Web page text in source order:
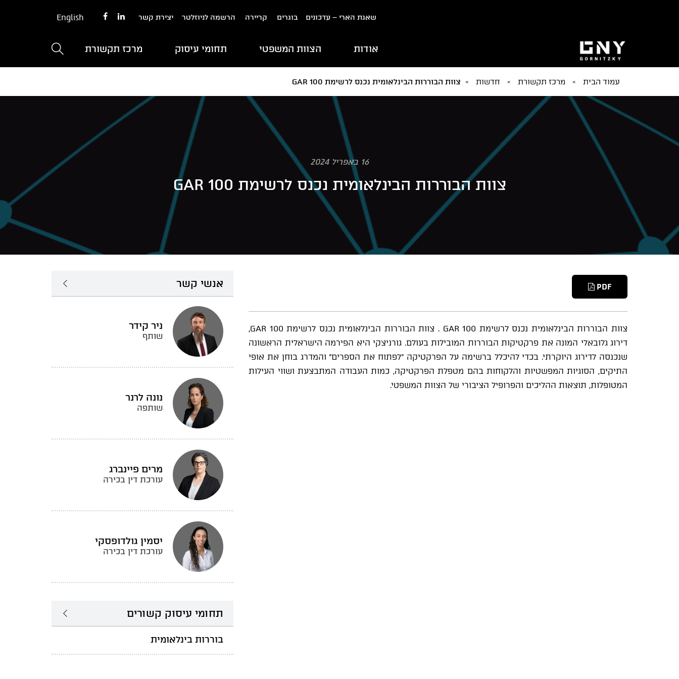
שאגת הארי – עדכונים בוגרים קריירה הרשמה לניוזלטר יצירת קשר English
אודות הצוות המשפטי תחומי עיסוק מרכז תקשורת
עמוד הבית » מרכז תקשורת » חדשות » צוות הבוררות הבינלאומית נכנס לרשימת GAR 100
16 באפריל 2024
צוות הבוררות הבינלאומית נכנס לרשימת GAR 100
PDF
צוות הבוררות הבינלאומית נכנס לרשימת GAR 100 . צוות הבוררות הבינלאומית נכנס לרשימת GAR 100,
דירוג גלובאלי המונה את פרקטיקות הבוררות המובילות בעולם. גורניצקי היא הפירמה הישראלית הראשונה
שנכנסה לדירוג היוקרתי. בכדי להיכלל ברשימה על הפרקטיקה "לפתוח את הספרים" והמדרג בוחן את אופי
התיקים, הסוגיות המפשטיות והלקוחות בהם מטפלת הפרקטיקה, כמות העבודה המתבצעת ושווי העילות
המטופלות, תוצאות ההליכים והפרופיל הציבורי של הצוות המשפטי.
אנשי קשר
ניר קידר
שותף
נונה לרנר
שותפה
מרים פיינברג
עורכת דין בכירה
יסמין גולדופסקי
עורכת דין בכירה
תחומי עיסוק קשורים
בוררות בינלאומית